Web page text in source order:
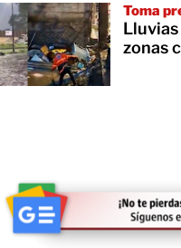
Toma
Lluvias
zonas